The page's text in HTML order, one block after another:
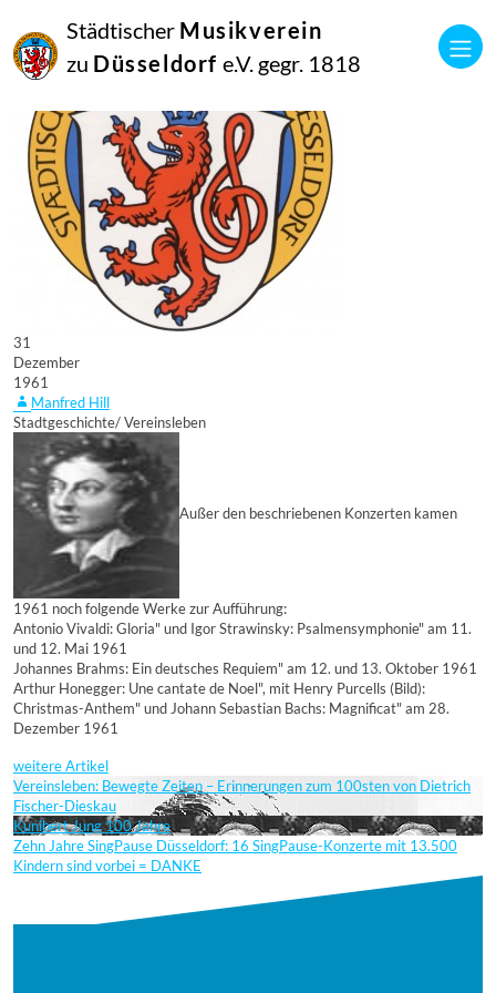
Städtischer Musikverein
zu Düsseldorf e.V. gegr. 1818
31
Dezember
1961
Manfred Hill
Stadtgeschichte/ Vereinsleben
Außer den beschriebenen Konzerten kamen
1961 noch folgende Werke zur Aufführung:
Antonio Vivaldi: Gloria" und Igor Strawinsky: Psalmensymphonie" am 11.
und 12. Mai 1961
Johannes Brahms: Ein deutsches Requiem" am 12. und 13. Oktober 1961
Arthur Honegger: Une cantate de Noel", mit Henry Purcells (Bild):
Christmas-Anthem" und Johann Sebastian Bachs: Magnificat" am 28.
Dezember 1961
weitere Artikel
Vereinsleben: Bewegte Zeiten – Erinnerungen zum 100sten von Dietrich
Fischer-Dieskau
Kunibert Jung 100 Jahre
Zehn Jahre SingPause Düsseldorf: 16 SingPause-Konzerte mit 13.500
Kindern sind vorbei = DANKE